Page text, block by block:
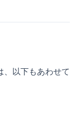
、以下もあわせて